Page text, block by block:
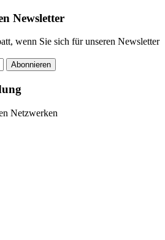
Newsletter
wenn Sie sich für unseren Newsletter
Abonnieren
Netzwerken